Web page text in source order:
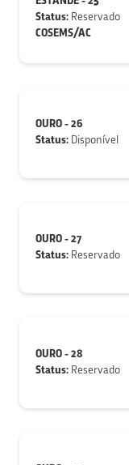
Status: Reservado
COSEMS/AC
OURO - 26
Status: Disponível
OURO - 27
Status: Reservado
OURO - 28
Status: Reservado